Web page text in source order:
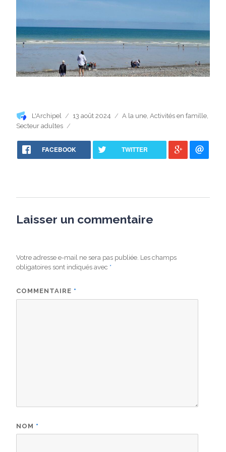
Auteur
L'Archipel
Publié
13 août 2024 Catégories
A la une, Activités en famille,
Secteur adultes
FACEBOOK TWITTER
Laisser un commentaire
Votre adresse e-mail ne sera pas publiée. Les champs
obligatoires sont indiqués avec *
COMMENTAIRE *
NOM *